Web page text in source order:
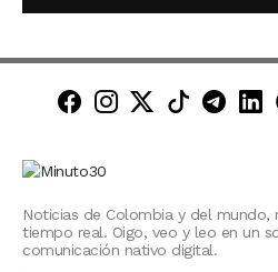
Minuto30 en
Minuto30 en
Minuto30
Noticias de Colombia y del mundo,
tiempo real. Oigo, veo y leo en un
comunicación nativo digital.